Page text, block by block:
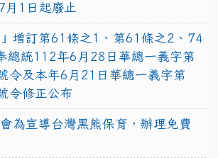
月1日起廢止
」增訂第61條之1、第61條之2、74
總統112年6月28日華總一義字第
令及本年6月21日華總一義字第
令修正公布
為宣導台灣黑熊保育，辦理免費